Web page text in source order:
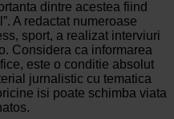
dintre acestea fiind
A redactat numeroase
sport, a realizat interviuri
Considera ca informarea
este o conditie absolut
jurnalistic cu tematica
isi poate schimba viata